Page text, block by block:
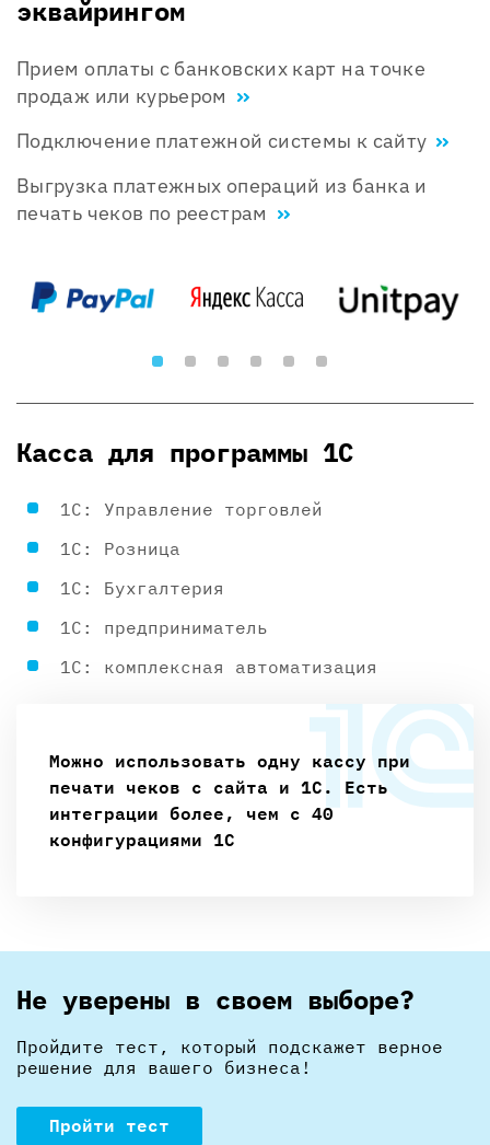
эквайрингом
Прием оплаты с банковских карт на точке
продаж или курьером
Подключение платежной системы к сайту
Выгрузка платежных операций из банка и
печать чеков по реестрам
Касса для программы 1С
1С: Управление торговлей
1С: Розница
1С: Бухгалтерия
1С: предприниматель
1С: комплексная автоматизация
Можно использовать одну кассу при
печати чеков с сайта и 1С. Есть
интеграции более, чем с 40
конфигурациями 1С
Не уверены в своем выборе?
Пройдите тест, который подскажет верное
решение для вашего бизнеса!
Пройти тест